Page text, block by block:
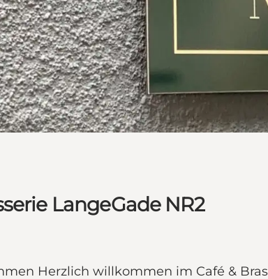
LangeGade NR2
Herzlich willkommen im Café &